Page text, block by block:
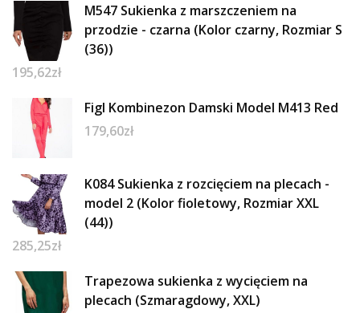
M547 Sukienka z marszczeniem na
przodzie - czarna (Kolor czarny, Rozmiar S
(36))
195,62zł
Figl Kombinezon Damski Model M413 Red
179,60zł
K084 Sukienka z rozcięciem na plecach -
model 2 (Kolor fioletowy, Rozmiar XXL
(44))
285,25zł
Trapezowa sukienka z wycięciem na
plecach (Szmaragdowy, XXL)